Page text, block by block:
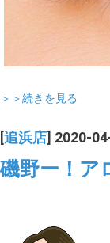
＞＞続きを見る
追浜店 ] 2020-
磯野ー！ア